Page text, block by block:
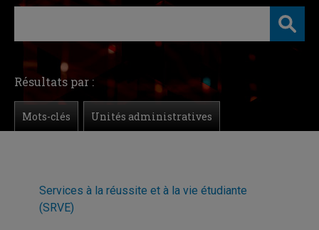
Résultats par :
Mots-clés Unités administratives
Services à la réussite et à la vie étudiante
(SRVE)